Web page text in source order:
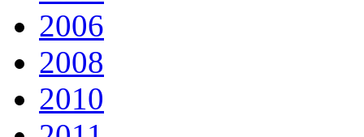
2006
2008
2010